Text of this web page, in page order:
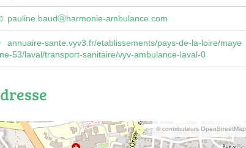
pauline.baudⓐharmonie-ambulance.com
annuaire-sante.vyv3.fr/etablissements/pays-de-la-loire/maye
53/laval/transport-sanitaire/vyv-ambulance-laval-0
© contributeurs OpenStreetMap